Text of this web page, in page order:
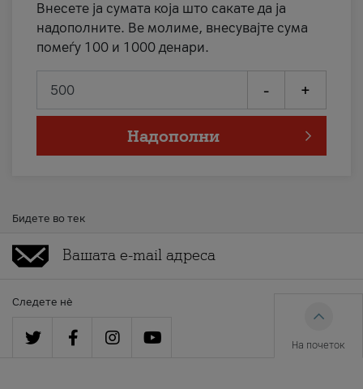
Внесете ја сумата која што сакате да ја
надополните. Ве молиме, внесувајте сума
помеѓу 100 и 1000 денари.
- +
Надополни
Бидете во тек
Следете нè
На почеток